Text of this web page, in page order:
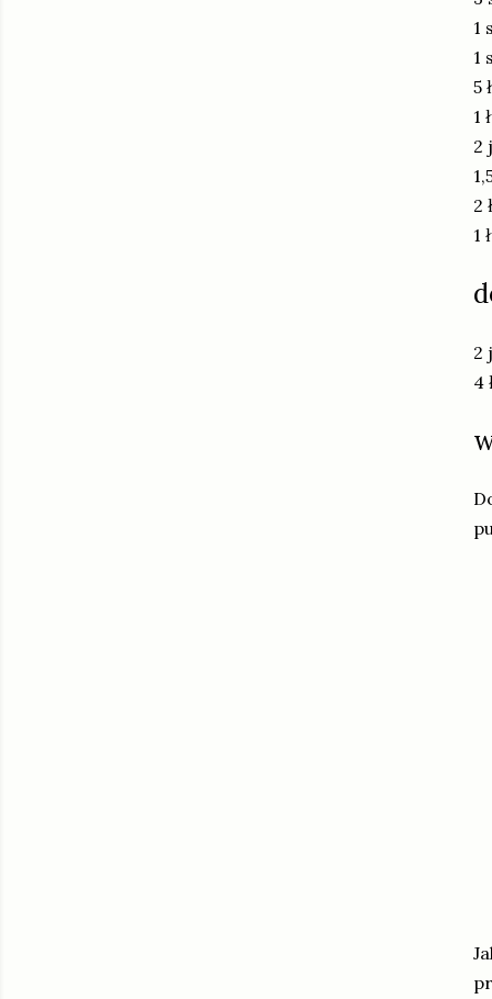
1
1
5
1
2
2
1
2
4